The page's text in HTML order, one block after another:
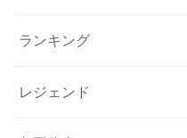
ランキング
レジェンド